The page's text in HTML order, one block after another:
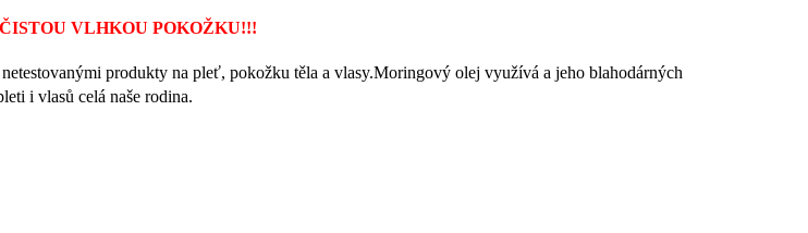
než běžný ginkgo prášek
VLHKOU POKOŽKU!!!
produkty na pleť, pokožku těla a vlasy.Moringový olej využívá a jeho blahodárných
i vlasů celá naše rodina.